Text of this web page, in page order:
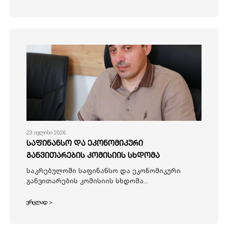
23 ივლისი 2026
საფინანსო და ეკონომიკური
განვითარების კომისიის სხდომა
საკრებულოში საფინანსო და ეკონომიკური
განვითარების კომისიის სხდომა...
ვრცლად >